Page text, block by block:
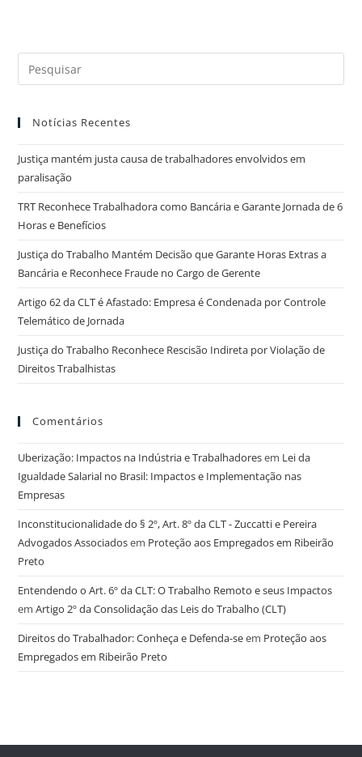
Notícias Recentes
Justiça mantém justa causa de trabalhadores envolvidos em
paralisação
TRT Reconhece Trabalhadora como Bancária e Garante Jornada de 6
Horas e Benefícios
Justiça do Trabalho Mantém Decisão que Garante Horas Extras a
Bancária e Reconhece Fraude no Cargo de Gerente
Artigo 62 da CLT é Afastado: Empresa é Condenada por Controle
Telemático de Jornada
Justiça do Trabalho Reconhece Rescisão Indireta por Violação de
Direitos Trabalhistas
Comentários
Uberização: Impactos na Indústria e Trabalhadoresem Lei da
Igualdade Salarial no Brasil: Impactos e Implementação nas
Empresas
Inconstitucionalidade do § 2º, Art. 8º da CLT - Zuccatti e Pereira
Advogados Associadosem Proteção aos Empregados em Ribeirão
Preto
Entendendo o Art. 6º da CLT: O Trabalho Remoto e seus Impactos
emArtigo 2º da Consolidação das Leis do Trabalho (CLT)
Direitos do Trabalhador: Conheça e Defenda-seem Proteção aos
Empregados em Ribeirão Preto